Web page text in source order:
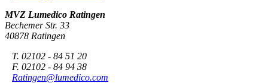
MVZ Lumedico Ratingen
Bechemer Str. 33
40878 Ratingen
T. 02102 - 84 51 20
F. 02102 - 84 94 38
Ratingen@lumedico.com